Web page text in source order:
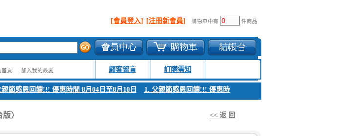
[會員登入] [注冊新會員] 購物車中有 件商品
首頁 加入我的最愛 顧客留言 訂購需知
感恩回饋!!! 優惠時間 8月04日至8月10日 1. 父親節感恩回饋!!! 優惠時間 8月04日至8月10日
〉 << 返 回